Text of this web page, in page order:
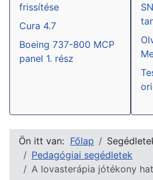
frissítése
Cura 4.7
Boeing 737-800 MCP
panel 1. rész
Ön itt van: Főlap
Pedagógiai segédletek
A lovasterápia jótékony